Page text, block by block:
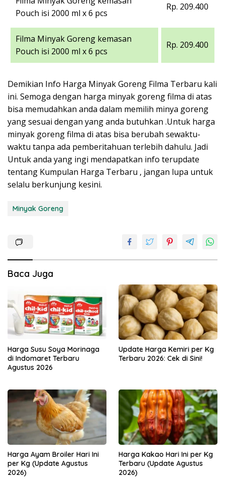
Pouch isi 2000 ml x 6 pcs
Rp. 209.400
Filma Minyak Goreng kemasan
Pouch isi 2000 ml x 6 pcs
Rp. 209.400
Demikian Info Harga Minyak Goreng Filma Terbaru kali
ini. Semoga dengan harga minyak goreng filma di atas
bisa memudahkan anda dalam memilih minya goreng
yang sesuai dengan yang anda butuhkan .Untuk harga
minyak goreng filma di atas bisa berubah sewaktu-
waktu tanpa ada pemberitahuan terlebih dahulu. Jadi
Untuk anda yang ingi mendapatkan info terupdate
tentang Kumpulan Harga Terbaru , jangan lupa untuk
selalu berkunjung kesini.
Minyak Goreng
Baca Juga
Harga Susu Soya Morinaga
di Indomaret Terbaru
Agustus 2026
Update Harga Kemiri per Kg
Terbaru 2026: Cek di Sini!
Harga Ayam Broiler Hari Ini
per Kg (Update Agustus
2026)
Harga Kakao Hari Ini per Kg
Terbaru (Update Agustus
2026)